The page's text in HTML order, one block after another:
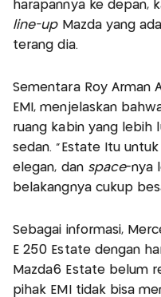
harapannya ke depan,
line-upMazda yang
terang dia.
Sementara Roy Arman
EMI, menjelaskan
ruang kabin yang lebih
sedan. "Estate Itu
elegan, dan space-nya
belakangnya cukup
Sebagai informasi,
E 250 Estate dengan
Mazda6 Estate belum
pihak EMI tidak bisa